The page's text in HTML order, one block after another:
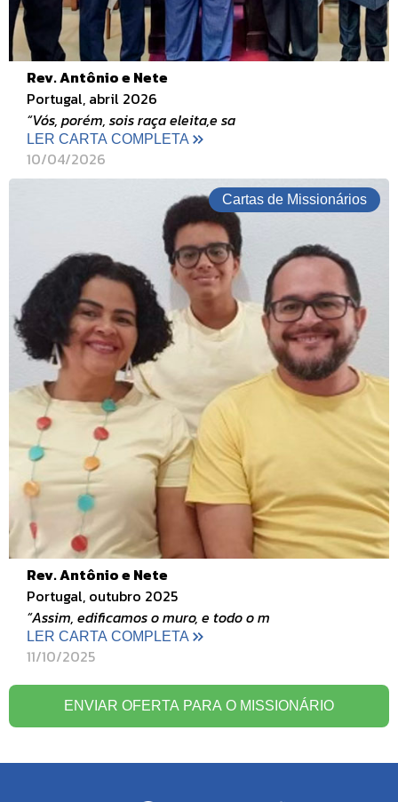
Rev. Antônio e Nete
Portugal, abril 2026
“Vós, porém, sois raça eleita,e sa
LER CARTA COMPLETA
10/04/2026
Cartas de Missionários
Rev. Antônio e Nete
Portugal, outubro 2025
“Assim, edificamos o muro, e todo o m
LER CARTA COMPLETA
11/10/2025
ENVIAR OFERTA PARA O MISSIONÁRIO